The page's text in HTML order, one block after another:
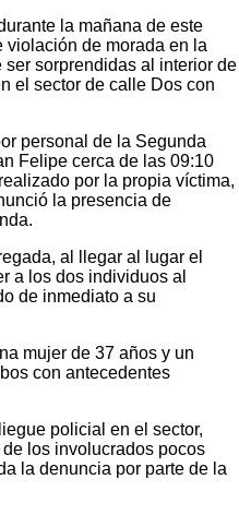
la mañana de este
violación de morada en la
sorprendidas al interior de
el sector de calle Dos con
personal de la Segunda
Felipe cerca de las 09:10
por la propia víctima,
la presencia de
al llegar al lugar el
a los dos individuos al
de inmediato a su
mujer de 37 años y un
con antecedentes
policial en el sector,
los involucrados pocos
la denuncia por parte de la